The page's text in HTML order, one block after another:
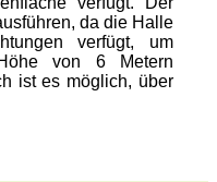
da die Halle
verfügt, um
von 6 Metern
ist es möglich, über